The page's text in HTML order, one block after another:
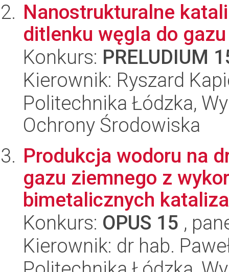
Nanostrukturalne
ditlenku węgla do
Konkurs: PRELUDIUM
Kierownik: Ryszard
Politechnika Łódzka,
Ochrony Środowiska
Produkcja wodoru na
gazu ziemnego z
bimetalicznych
Konkurs: OPUS 15 ,
Kierownik: dr hab.